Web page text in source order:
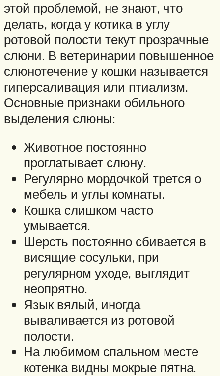
этой проблемой, не знают, что
делать, когда у котика в углу
ротовой полости текут прозрачные
слюни. В ветеринарии повышенное
слюнотечение у кошки называется
гиперсаливация или птиализм.
Основные признаки обильного
выделения слюны:
Животное постоянно
проглатывает слюну.
Регулярно мордочкой трется о
мебель и углы комнаты.
Кошка слишком часто
умывается.
Шерсть постоянно сбивается в
висящие сосульки, при
регулярном уходе, выглядит
неопрятно.
Язык вялый, иногда
вываливается из ротовой
полости.
На любимом спальном месте
котенка видны мокрые пятна.